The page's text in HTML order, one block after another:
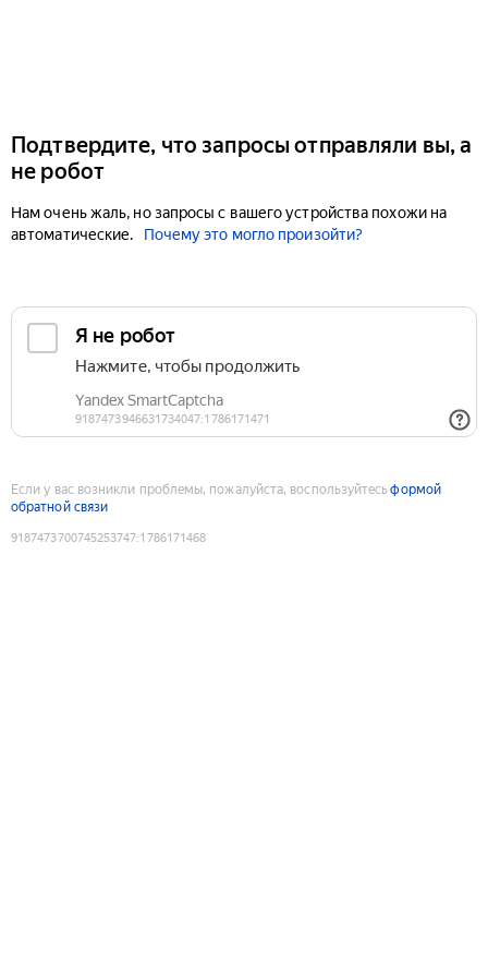
Подтвердите, что запросы отправляли вы, а
не робот
Нам очень жаль, но запросы с вашего устройства похожи на
автоматические.
Почему это могло произойти?
Если у вас возникли проблемы, пожалуйста, воспользуйтесьформой
обратной связи
9187473700745253747:1786171468